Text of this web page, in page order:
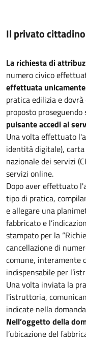
Il privato
La richiesta di
numero civico
effettuata unicamente
pratica edilizia e
proposto proseguendo
pulsante accedi al
Una volta effettuato
identità digitale),
nazionale dei servizi
servizi online.
Dopo aver effettuato
tipo di pratica,
e allegare una
fabbricato e
stampato per la
cancellazione di
comune, interamente
indispensabile per
Una volta inviata la
l'istruttoria,
indicate nella
Nell’oggetto della
l’ubicazione del